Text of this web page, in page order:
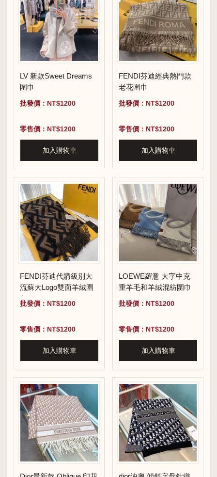
LV 新款Sweet Dreams
圍巾
批發價：NT$1200
零售價：NT$1200
加入購物車
FENDI芬迪經典熱門款
老花圍巾
批發價：NT$1200
零售價：NT$1200
加入購物車
FENDI芬迪代購級別大
流蘇大Logo雙面羊絨圍
巾
批發價：NT$1200
零售價：NT$1200
加入購物車
LOEWE羅意 大字中克
重羊毛和羊絨混紡圍巾
批發價：NT$1200
零售價：NT$1200
加入購物車